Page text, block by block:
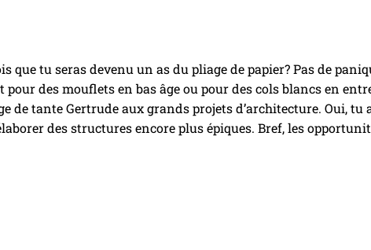
tu seras devenu un as du pliage de papier? Pas de
des mouflets en bas âge ou pour des cols blancs en
de tante Gertrude aux grands projets d’architecture. Oui, tu
des structures encore plus épiques. Bref, les